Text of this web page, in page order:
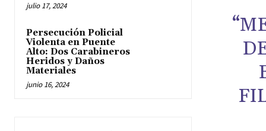
julio 17, 2024
Persecución Policial
Violenta en Puente
Alto: Dos Carabineros
Heridos y Daños
Materiales
junio 16, 2024